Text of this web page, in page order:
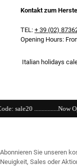
Kontakt zum
TEL: + 39 (02)
Opening Hours:
Italian holidays
Open
Abonnieren Sie unseren
Neuigkeit, Sales oder